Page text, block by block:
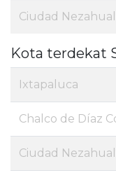
Ciudad
Kota terdekat
Ixtapaluca
Chalco de Díaz
Ciudad